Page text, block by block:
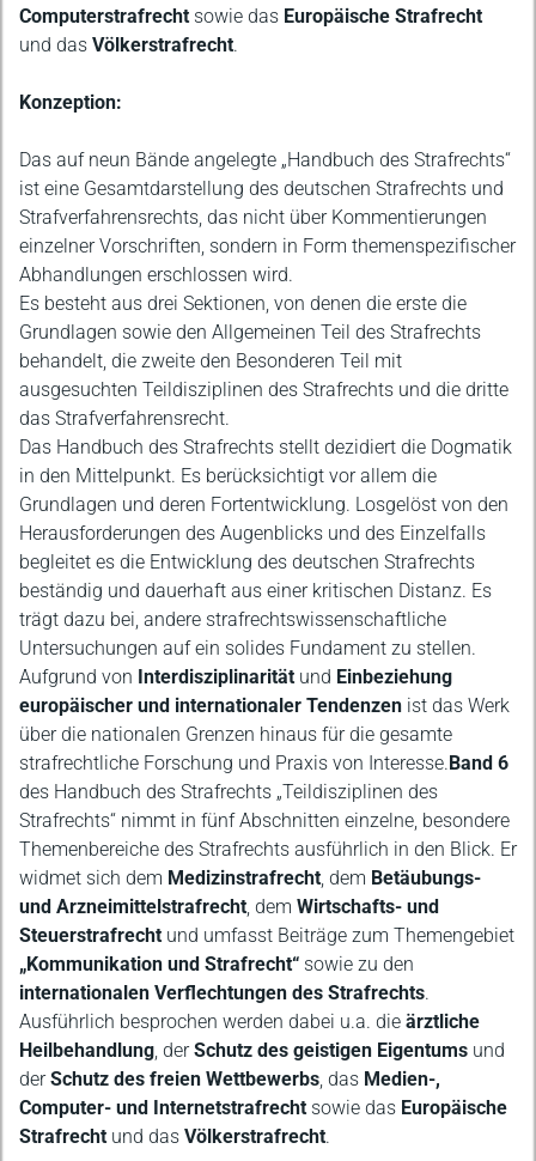
Computerstrafrecht sowie das Europäische Strafrecht
und das Völkerstrafrecht.
Konzeption:
Das auf neun Bände angelegte „Handbuch des Strafrechts“
ist eine Gesamtdarstellung des deutschen Strafrechts und
Strafverfahrensrechts, das nicht über Kommentierungen
einzelner Vorschriften, sondern in Form themenspezifischer
Abhandlungen erschlossen wird.
Es besteht aus drei Sektionen, von denen die erste die
Grundlagen sowie den Allgemeinen Teil des Strafrechts
behandelt, die zweite den Besonderen Teil mit
ausgesuchten Teildisziplinen des Strafrechts und die dritte
das Strafverfahrensrecht.
Das Handbuch des Strafrechts stellt dezidiert die Dogmatik
in den Mittelpunkt. Es berücksichtigt vor allem die
Grundlagen und deren Fortentwicklung. Losgelöst von den
Herausforderungen des Augenblicks und des Einzelfalls
begleitet es die Entwicklung des deutschen Strafrechts
beständig und dauerhaft aus einer kritischen Distanz. Es
trägt dazu bei, andere strafrechtswissenschaftliche
Untersuchungen auf ein solides Fundament zu stellen.
Aufgrund von Interdisziplinarität und Einbeziehung
europäischer und internationaler Tendenzen ist das Werk
über die nationalen Grenzen hinaus für die gesamte
strafrechtliche Forschung und Praxis von Interesse.Band 6
des Handbuch des Strafrechts „Teildisziplinen des
Strafrechts“ nimmt in fünf Abschnitten einzelne, besondere
Themenbereiche des Strafrechts ausführlich in den Blick. Er
widmet sich dem Medizinstrafrecht, dem Betäubungs-
und Arzneimittelstrafrecht, dem Wirtschafts- und
Steuerstrafrecht und umfasst Beiträge zum Themengebiet
„Kommunikation und Strafrecht“ sowie zu den
internationalen Verflechtungen des Strafrechts.
Ausführlich besprochen werden dabei u.a. die ärztliche
Heilbehandlung, derSchutz des geistigen Eigentums und
derSchutz des freien Wettbewerbs, das Medien-,
Computer- und Internetstrafrecht sowie das Europäische
Strafrecht und das Völkerstrafrecht.